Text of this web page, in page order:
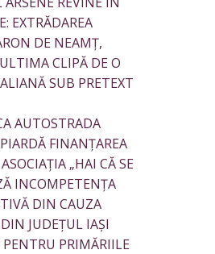
EXTRĂDAREA
DE NEAMȚ,
CLIPĂ DE O
SUB PRETEXT
AUTOSTRADA
FINANȚAREA
„HAI CĂ SE
INCOMPETENȚA
DIN CAUZA
JUDEȚUL IAȘI
PRIMĂRIILE